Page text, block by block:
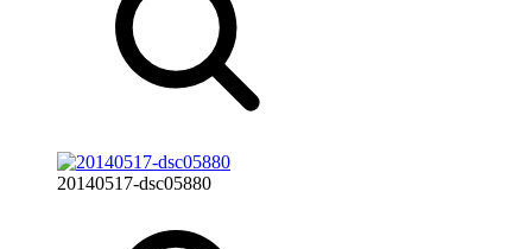
20140517-dsc05880